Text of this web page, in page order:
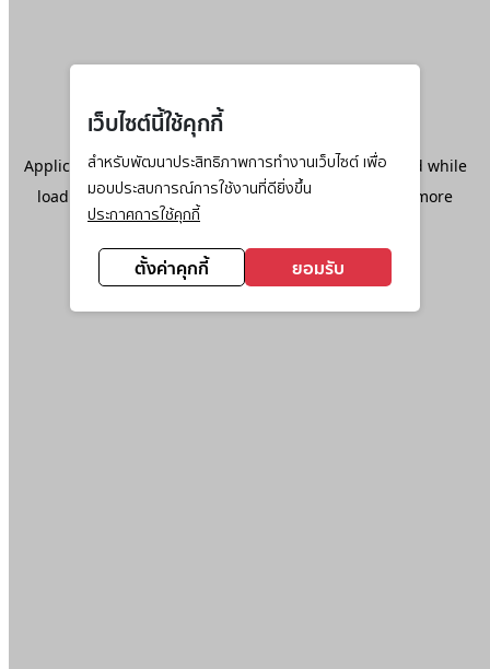
เว็บไซต์นี้ใช้คุกกี้
สำหรับพัฒนาประสิทธิภาพการทำงานเว็บไซต์ เพื่อ
มอบประสบการณ์การใช้งานที่ดียิ่งขึ้น
ประกาศการใช้คุกกี้
ตั้งค่าคุกกี้ ยอมรับ
Application error: aclient-side exception has occurred while
loadingwww.ktc.co.th(see the browser console
for more
information).